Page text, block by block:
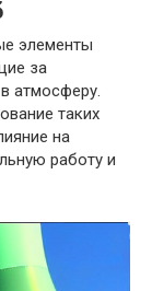
элементы
за
атмосферу.
таких
на
работу и